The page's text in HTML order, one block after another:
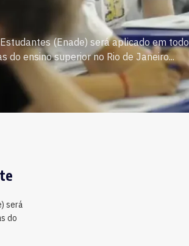
(Enade) será aplicado em todo
ensino superior no Rio de Janeiro...
será
do